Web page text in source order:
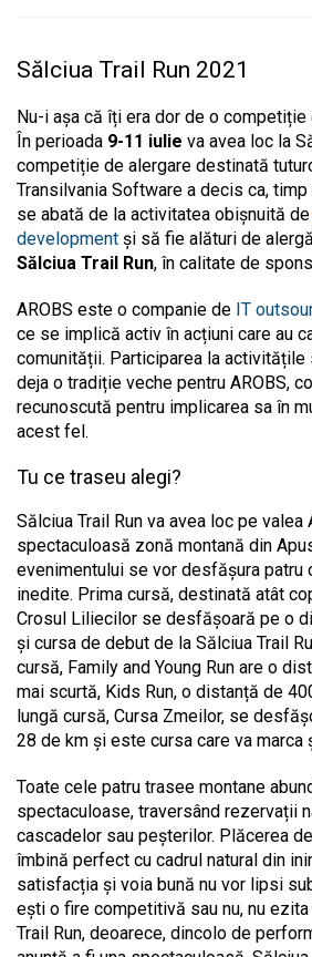
Sălciua Trail Run 2021
Nu-i așa că îți era dor de o competiție
În perioada 9-11 iulie va avea loc la
competiție de alergare destinată
Transilvania Software a decis ca,
se abată de la activitatea obișnuită de
development și să fie alături de
Sălciua Trail Run, în calitate de
AROBS este o companie de IT
ce se implică activ în acțiuni care au
comunității. Participarea la
deja o tradiție veche pentru AROBS,
recunoscută pentru implicarea sa în
acest fel.
Tu ce traseu alegi?
Sălciua Trail Run va avea loc pe valea
spectaculoasă zonă montană din
evenimentului se vor desfășura patru
inedite. Prima cursă, destinată atât
Crosul Liliecilor se desfășoară pe o
și cursa de debut de la Sălciua Trail
cursă, Family and Young Run are o
mai scurtă, Kids Run, o distanță de
lungă cursă, Cursa Zmeilor, se
28 de km și este cursa care va marca
Toate cele patru trasee montane
spectaculoase, traversând rezervații
cascadelor sau peșterilor. Plăcerea
îmbină perfect cu cadrul natural din
satisfacția și voia bună nu vor lipsi
ești o fire competitivă sau nu, nu
Trail Run, deoarece, dincolo de